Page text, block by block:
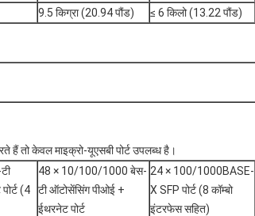
9.5 किग्रा (20.94 पौंड) ≤ 6 किलो (13.22 पौंड)
हैं तो केवल माइक्रो-यूएसबी पोर्ट उपलब्ध है।
(4
48 × 10/100/1000 बेस-
टी ऑटोसेंसिंग पीओई +
ईथरनेट पोर्ट
24 × 100/1000BASE-
X SFP पोर्ट (8 कॉम्बो
इंटरफेस सहित)